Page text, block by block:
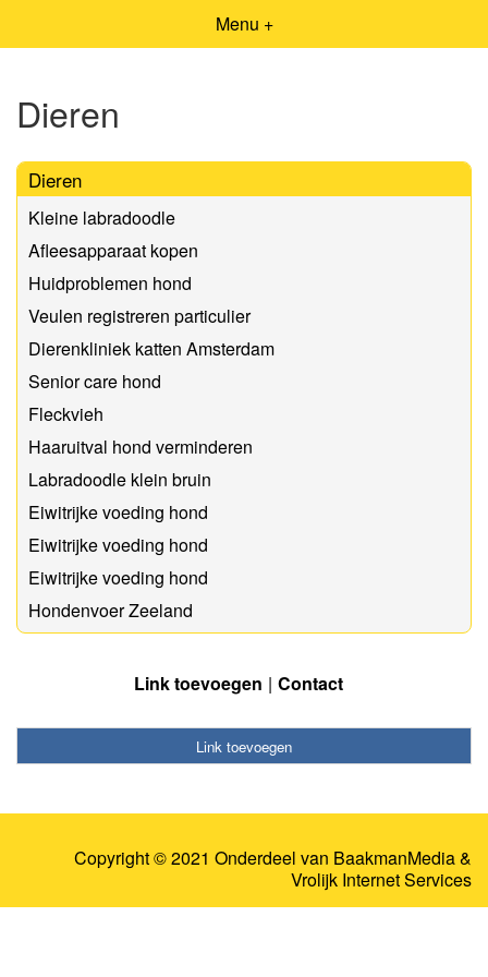
Menu +
Dieren
Dieren
Kleine labradoodle
Afleesapparaat kopen
Huidproblemen hond
Veulen registreren particulier
Dierenkliniek katten Amsterdam
Senior care hond
Fleckvieh
Haaruitval hond verminderen
Labradoodle klein bruin
Eiwitrijke voeding hond
Eiwitrijke voeding hond
Eiwitrijke voeding hond
Hondenvoer Zeeland
Link toevoegen Contact
Link toevoegen
Copyright © 2021 Onderdeel van BaakmanMedia&
Vrolijk Internet Services